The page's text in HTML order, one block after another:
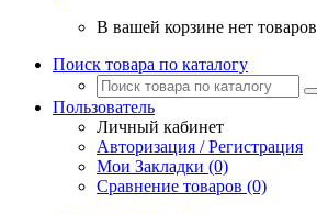
В вашей корзине нет товаров
Поиск товара по каталогу
Пользователь
Личный кабинет
Авторизация / Регистрация
Мои Закладки (0)
Сравнение товаров (0)